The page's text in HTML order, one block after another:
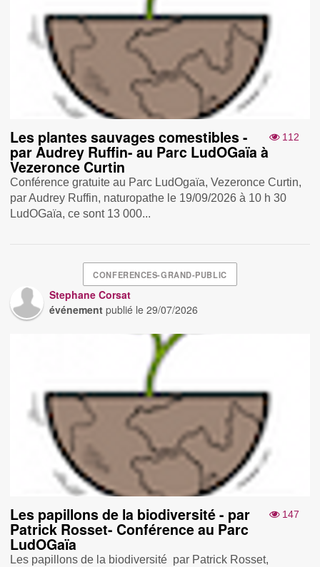
112
Les plantes sauvages comestibles -
par Audrey Ruffin- au Parc LudOGaïa à
Vezeronce Curtin
Conférence gratuite au Parc LudOgaïa, Vezeronce Curtin,
par Audrey Ruffin, naturopathe le 19/09/2026 à 10 h 30
LudOGaïa, ce sont 13 000...
CONFERENCES-GRAND-PUBLIC
Stephane Corsat
événement publié le29/07/2026
147
Les papillons de la biodiversité - par
Patrick Rosset- Conférence au Parc
LudOGaïa
Les papillons de la biodiversité par Patrick Rosset,